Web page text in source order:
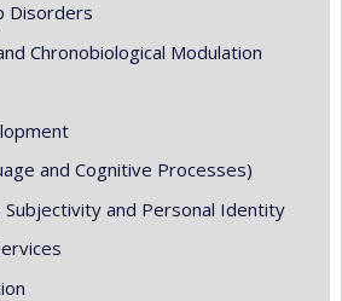
Disorders
Chronobiological Modulation
and Cognitive Processes)
Subjectivity and Personal Identity